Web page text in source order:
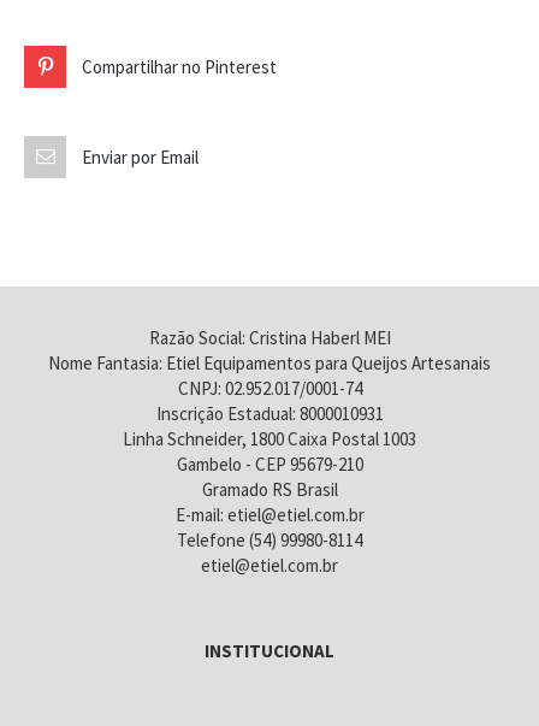
Compartilhar no Pinterest
Enviar por Email
Razão Social: Cristina Haberl MEI
Nome Fantasia: Etiel Equipamentos para Queijos Artesanais
CNPJ: 02.952.017/0001-74
Inscrição Estadual: 8000010931
Linha Schneider, 1800 Caixa Postal 1003
Gambelo - CEP 95679-210
Gramado RS Brasil
E-mail: etiel@etiel.com.br
Telefone (54) 99980-8114
etiel@etiel.com.br
INSTITUCIONAL